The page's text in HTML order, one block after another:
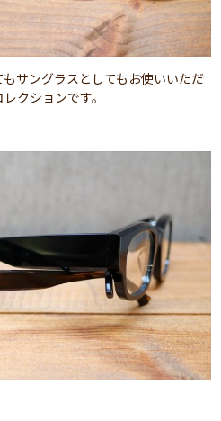
サングラスとしてもお使いいただ
クションです。